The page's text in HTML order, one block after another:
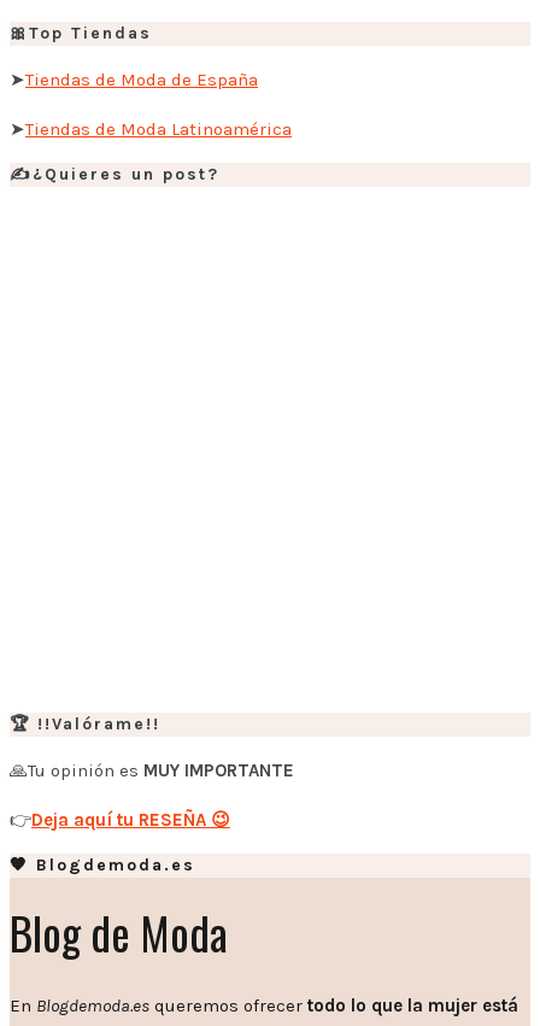
🎀Top Tiendas
➤Tiendas de Moda de España
➤Tiendas de Moda Latinoamérica
✍️¿Quieres un post?
🏆 !!Valórame!!
🙏Tu opinión es MUY IMPORTANTE
👉Deja aquí tu RESEÑA 😉
🧡 Blogdemoda.es
Blog de Moda
En Blogdemoda.es queremos ofrecer todo lo que la mujer está